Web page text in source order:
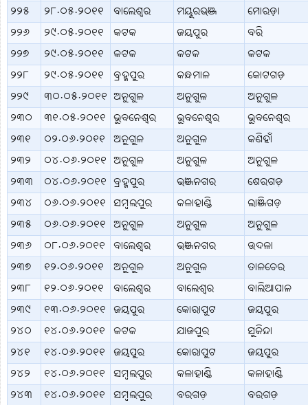
୨୨୫
୨୮.୦୫.୨୦୧୧ ବାଲେଶ୍ବର ମୟୂରଭଞ୍ଜ
ମୋରଡ଼ା
୨୨୬
୨୯.୦୫.୨୦୧୧ କଟକ ଜୟପୁର
ବରି
୨୨୭
୨୯.୦୫.୨୦୧୧ କଟକ କଟକ
କଟକ
୨୨୮
୨୯.୦୫.୨୦୧୧ ବ୍ରହ୍ମପୁର କନ୍ଧମାଳ
କୋଟଗଡ଼
୨୨୯
୩୦.୦୫.୨୦୧୧ ଅନୁଗୁଳ ଅନୁଗୁଳ
ଅନୁଗୁଳ
୨୩୦
୩୧.୦୫.୨୦୧୧ ଭୁବନେଶ୍ବର ଭୁବନେଶ୍ବର
ଭୁବନେଶ୍ବର
୨୩୧
୦୨.୦୬.୨୦୧୧ ଅନୁଗୁଳ ଅନୁଗୁଳ
କଣିହାଁ
୨୩୨
୦୪.୦୬.୨୦୧୧ ଅନୁଗୁଳ ଅନୁଗୁଳ
ଅନୁଗୁଳ
୨୩୩
୦୪.୦୬.୨୦୧୧ ବ୍ରହ୍ମପୁର ଭଞ୍ଜନଗର
ଶେରଗଡ଼
୨୩୪
୦୬.୦୬.୨୦୧୧ ସମ୍ବଲପୁର କଳାହାଣ୍ଡି
ଲାଞ୍ଜିଗଡ଼
୨୩୫
୦୬.୦୬.୨୦୧୧ ଅନୁଗୁଳ ଅନୁଗୁଳ
ଅନୁଗୁଳ
୨୩୬
୦୮.୦୬.୨୦୧୧ ବାଲେଶ୍ବର ଭଞ୍ଜନଗର
ଉଦଳା
୨୩୭
୧୨.୦୬.୨୦୧୧ ଅନୁଗୁଳ ଅନୁଗୁଳ
ତାଳଚେର
୨୩୮
୧୨.୦୬.୨୦୧୧ ବାଲେଶ୍ବର ବାଲେଶ୍ବର
ବାଲିଆପାଳ
୨୩୯
୧୩.୦୬.୨୦୧୧ ଜୟପୁର କୋରାପୁଟ
ଜୟପୁର
୨୪୦
୧୪.୦୬.୨୦୧୧ କଟକ ଯାଜପୁର
ସୁକିନ୍ଦା
୨୪୧
୧୪.୦୬.୨୦୧୧ ଜୟପୁର କୋରାପୁଟ
ଜୟପୁର
୨୪୨
୧୪.୦୬.୨୦୧୧ ସମ୍ବଲପୁର କଳାହାଣ୍ଡି
କଳାହାଣ୍ଡି
୨୪୩
୧୪.୦୬.୨୦୧୧ ସମ୍ବଲପୁର ବରଗଡ଼
ବରଗଡ଼